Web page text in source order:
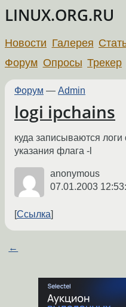
LINUX.ORG.RU
Новости Галерея
Форум Опросы Трекер
Форум — Admin
logi ipchains
куда записываются
указания флага -l
anonymous
07.01.2003
Ссылка
←